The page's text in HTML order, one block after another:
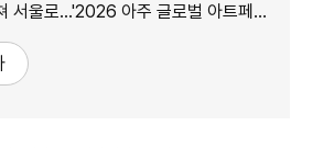
…'2026 아주 글로벌 아트페어' 예술로 세계 잇다